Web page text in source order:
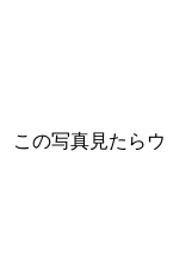
この写真見たらウ